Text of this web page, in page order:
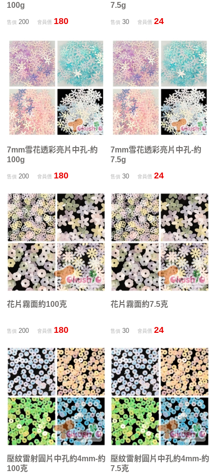
100g
售價200 會員價 180
7.5g
售價 30 會員價 24
7mm雪花透彩亮片中孔-約
100g
售價200 會員價 180
7mm雪花透彩亮片中孔-約
7.5g
售價 30 會員價 24
花片霧面約100克
售價200 會員價 180
花片霧面約7.5克
售價 30 會員價 24
壓紋雷射圓片中孔約4mm-約
100克
壓紋雷射圓片中孔約4mm-約
7.5克